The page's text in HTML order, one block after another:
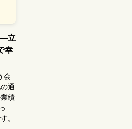
立
幸
会
通
績
。